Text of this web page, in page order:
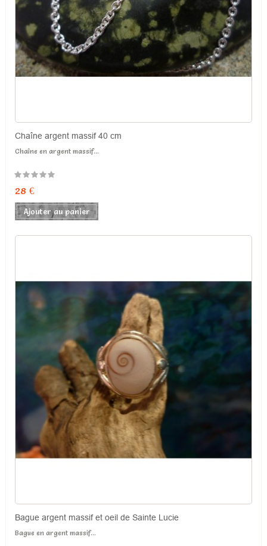
Chaîne argent massif 40 cm
Chaîne en argent massif...
28 €
Ajouter au panier
Bague argent massif et oeil de Sainte Lucie
Bague en argent massif...